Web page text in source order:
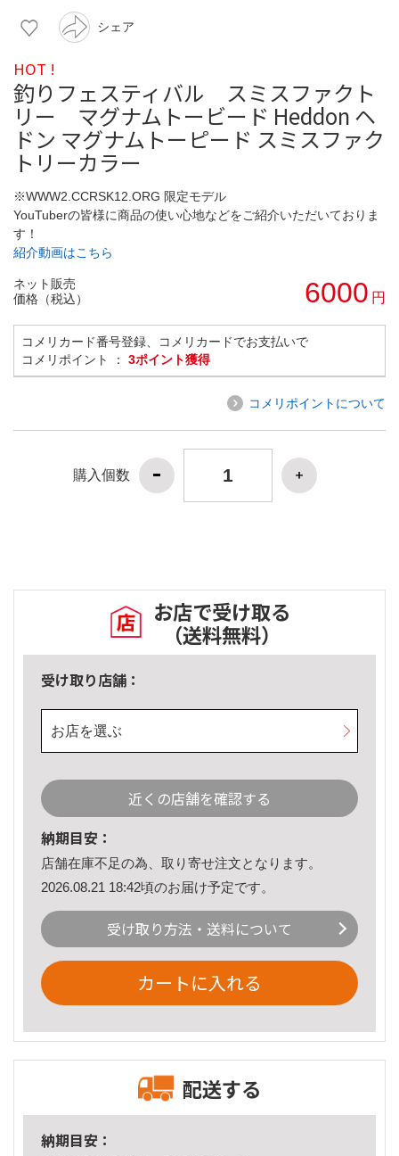
シェア
HOT !
釣りフェスティバル スミスファクト
リー マグナムトービード Heddon ヘ
ドン マグナムトーピード スミスファク
トリーカラー
※WWW2.CCRSK12.ORG 限定モデル
YouTuberの皆様に商品の使い心地などをご紹介いただいておりま
す！
紹介動画はこちら
ネット販売
価格（税込）
6000 円
コメリカード番号登録、コメリカードでお支払いで
コメリポイント ： 3ポイント獲得
コメリポイントについて
購入個数
お店で受け取る
（送料無料）
受け取り店舗：
お店を選ぶ
近くの店舗を確認する
納期目安：
店舗在庫不足の為、取り寄せ注文となります。
2026.08.21 18:42頃のお届け予定です。
受け取り方法・送料について
カートに入れる
配送する
納期目安：